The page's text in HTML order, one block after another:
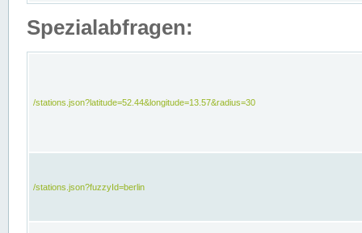
Spezialabfragen:
/stations.json?latitude=52.44&longitude=13.57&radius=30
/stations.json?fuzzyId=berlin